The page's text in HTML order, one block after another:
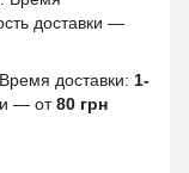
доставки —
доставки: 1-
— от80 грн